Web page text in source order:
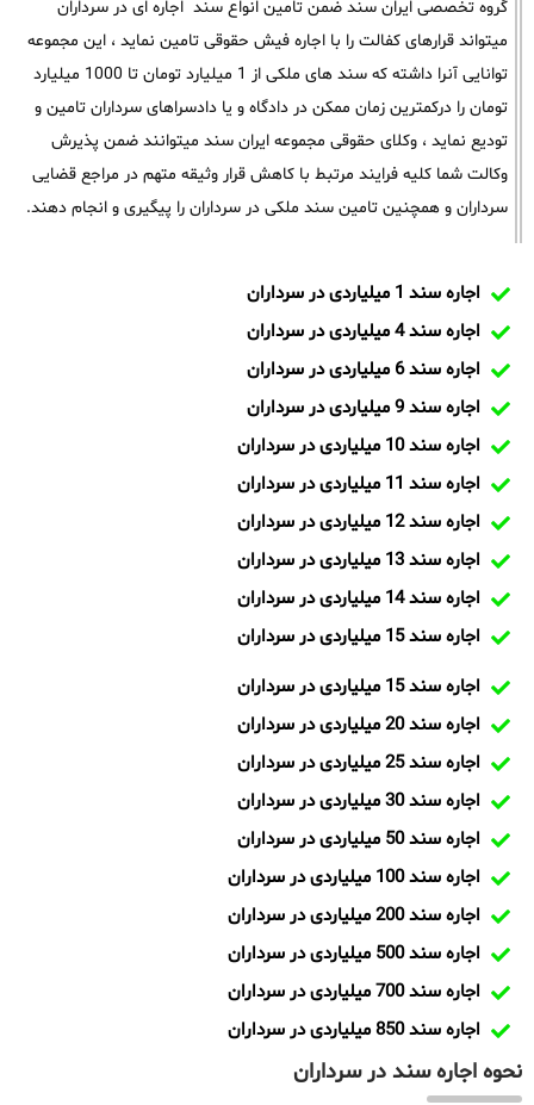
گروه تخصصی ایران سند ضمن تامین انواع سند اجاره ای در سرداران
میتواند قرارهای کفالت را با اجاره فیش حقوقی تامین نماید ، این مجموعه
توانایی آنرا داشته که سند های ملکی از 1 میلیارد تومان تا 1000 میلیارد
تومان را درکمترین زمان ممکن در دادگاه و یا دادسراهای سرداران تامین و
تودیع نماید ، وکلای حقوقی مجموعه ایران سند میتوانند ضمن پذیرش
وکالت شما کلیه فرایند مرتبط با کاهش قرار وثیقه متهم در مراجع قضایی
سرداران و همچنین تامین سند ملکی در سرداران را پیگیری و انجام دهند.
اجاره سند 1 میلیاردی در سرداران
اجاره سند 4 میلیاردی در سرداران
اجاره سند 6 میلیاردی در سرداران
اجاره سند 9 میلیاردی در سرداران
اجاره سند 10 میلیاردی در سرداران
اجاره سند 11 میلیاردی در سرداران
اجاره سند 12 میلیاردی در سرداران
اجاره سند 13 میلیاردی در سرداران
اجاره سند 14 میلیاردی در سرداران
اجاره سند 15 میلیاردی در سرداران
اجاره سند 15 میلیاردی در سرداران
اجاره سند 20 میلیاردی در سرداران
اجاره سند 25 میلیاردی در سرداران
اجاره سند 30 میلیاردی در سرداران
اجاره سند 50 میلیاردی در سرداران
اجاره سند 100 میلیاردی در سرداران
اجاره سند 200 میلیاردی در سرداران
اجاره سند 500 میلیاردی در سرداران
اجاره سند 700 میلیاردی در سرداران
اجاره سند 850 میلیاردی در سرداران
نحوه اجاره سند در سرداران